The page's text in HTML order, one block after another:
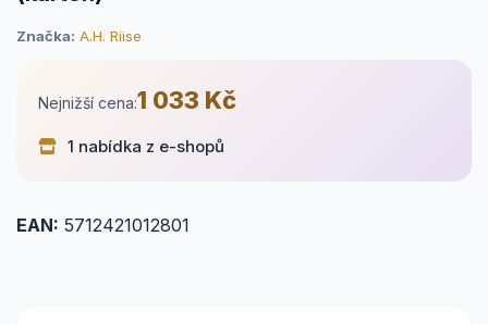
Značka: A.H. Riise
Nejnižší cena:1 033 Kč
1 nabídka z e-shopů
EAN: 5712421012801